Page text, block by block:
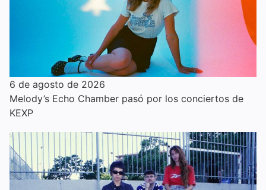
6 de agosto de 2026
Melody’s Echo Chamber pasó por los conciertos de
KEXP